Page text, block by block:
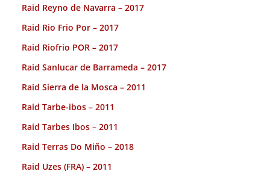
Raid Reyno de Navarra – 2017
Raid Rio Frio Por – 2017
Raid Riofrio POR – 2017
Raid Sanlucar de Barrameda – 2017
Raid Sierra de la Mosca – 2011
Raid Tarbe-ibos – 2011
Raid Tarbes Ibos – 2011
Raid Terras Do Miño – 2018
Raid Uzes (FRA) – 2011